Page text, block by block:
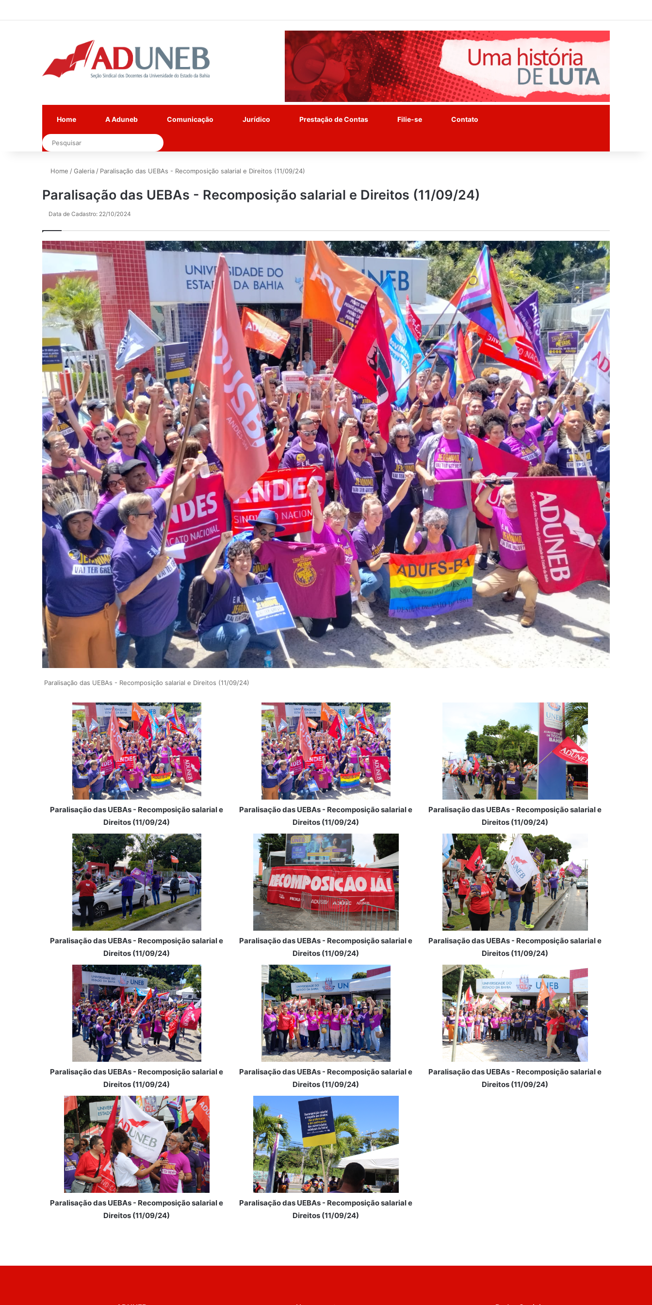
Home A Aduneb Comunicação Jurídico Prestação de Contas Filie-se Contato
Pesquisar
Home /Galeria / Paralisação das UEBAs - Recomposição salarial e Direitos (11/09/24)
Paralisação das UEBAs - Recomposição salarial e Direitos (11/09/24)
Data de Cadastro: 22/10/2024
Paralisação das UEBAs - Recomposição salarial e Direitos (11/09/24)
Paralisação das UEBAs - Recomposição salarial e
Direitos (11/09/24)
Paralisação das UEBAs - Recomposição salarial e
Direitos (11/09/24)
Paralisação das UEBAs - Recomposição salarial e
Direitos (11/09/24)
Paralisação das UEBAs - Recomposição salarial e
Direitos (11/09/24)
Paralisação das UEBAs - Recomposição salarial e
Direitos (11/09/24)
Paralisação das UEBAs - Recomposição salarial e
Direitos (11/09/24)
Paralisação das UEBAs - Recomposição salarial e
Direitos (11/09/24)
Paralisação das UEBAs - Recomposição salarial e
Direitos (11/09/24)
Paralisação das UEBAs - Recomposição salarial e
Direitos (11/09/24)
Paralisação das UEBAs - Recomposição salarial e
Direitos (11/09/24)
Paralisação das UEBAs - Recomposição salarial e
Direitos (11/09/24)